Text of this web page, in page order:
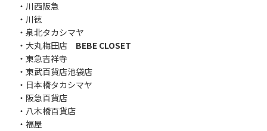
・川西阪急
・川徳
・泉北タカシマヤ
・大丸梅田店 BEBE CLOSET
・東急吉祥寺
・東武百貨店池袋店
・日本橋タカシマヤ
・阪急百貨店
・八木橋百貨店
・福屋